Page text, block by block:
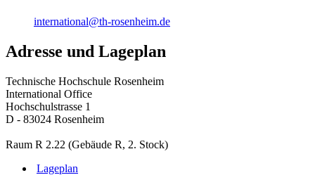
international@th-rosenheim.de
Adresse und Lageplan
Technische Hochschule Rosenheim
International Office
Hochschulstrasse 1
D - 83024 Rosenheim
Raum R 2.22 (Gebäude R, 2. Stock)
Lageplan